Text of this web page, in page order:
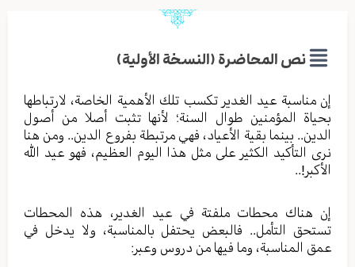
نص المحاضرة (النسخة الأولية)
إن مناسبة عيد الغدير تكسب تلك الأهمية الخاصة، لارتباطها
بحياة المؤمنين طوال السنة؛ لأنها تثبت أصلا من أصول
الدين.. بينما بقية الأعياد، فهي مرتبطة بفروع الدين.. ومن هنا
نرى التأكيد الكثير على مثل هذا اليوم العظيم، فهو عيد الله
الأكبر!..
إن هناك محطات ملفتة في عيد الغدير، هذه المحطات
تستحق التأمل.. فالبعض يحتفل بالمناسبة، ولا يدخل في
عمق المناسبة، وما فيها من دروس وعبر: